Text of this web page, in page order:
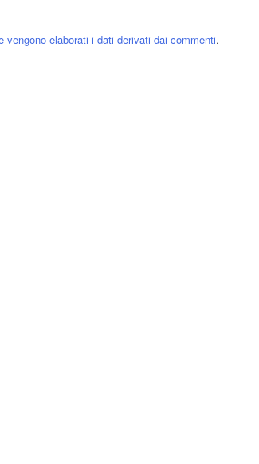
vengono elaborati i dati derivati dai commenti.